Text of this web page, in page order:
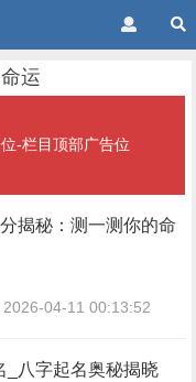
运
-栏目顶部广告位
揭秘：测一测你的命
2026-04-11 00:13:52
_八字起名奥秘揭晓